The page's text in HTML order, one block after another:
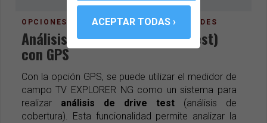
OPCIONES QUE ELEVAN TUS POSIBILIDADES
Análisis de cobertura (drive test)
con GPS
Con la opción GPS, se puede utilizar el medidor de
campo TV EXPLORER NG como un sistema para
realizar análisis de drive test (análisis de
cobertura). Esta funcionalidad permite analizar la